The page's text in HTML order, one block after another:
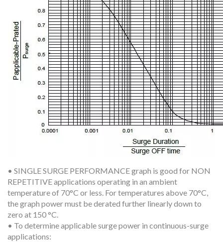
• SINGLE SURGE PERFORMANCE graph is good for NON
REPETITIVE applications operating in an ambient
temperature of 70°C or less. For temperatures above 70°C,
the graph power must be derated further linearly down to
zero at 150 °C.
• To determine applicable surge power in continuous-surge
applications: